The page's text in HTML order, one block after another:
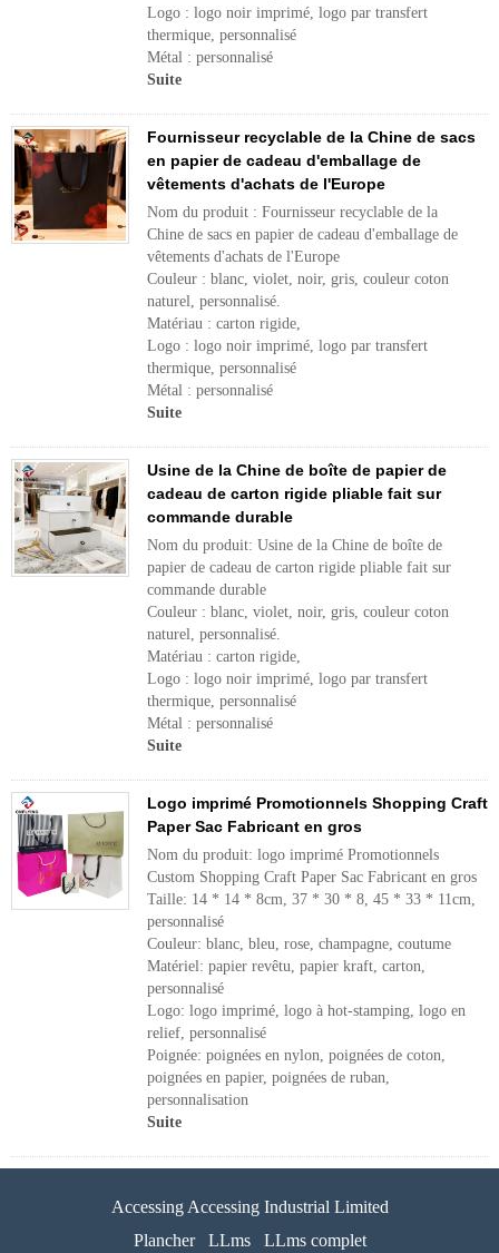
Logo : logo noir imprimé, logo par transfert
thermique, personnalisé
Métal : personnalisé
Suite
Fournisseur recyclable de la Chine de sacs
en papier de cadeau d'emballage de
vêtements d'achats de l'Europe
Nom du produit : Fournisseur recyclable de la
Chine de sacs en papier de cadeau d'emballage de
vêtements d'achats de l'Europe
Couleur : blanc, violet, noir, gris, couleur coton
naturel, personnalisé.
Matériau : carton rigide,
Logo : logo noir imprimé, logo par transfert
thermique, personnalisé
Métal : personnalisé
Suite
Usine de la Chine de boîte de papier de
cadeau de carton rigide pliable fait sur
commande durable
Nom du produit: Usine de la Chine de boîte de
papier de cadeau de carton rigide pliable fait sur
commande durable
Couleur : blanc, violet, noir, gris, couleur coton
naturel, personnalisé.
Matériau : carton rigide,
Logo : logo noir imprimé, logo par transfert
thermique, personnalisé
Métal : personnalisé
Suite
Logo imprimé Promotionnels Shopping Craft
Paper Sac Fabricant en gros
Nom du produit: logo imprimé Promotionnels
Custom Shopping Craft Paper Sac Fabricant en gros
Taille: 14 * 14 * 8cm, 37 * 30 * 8, 45 * 33 * 11cm,
personnalisé
Couleur: blanc, bleu, rose, champagne, coutume
Matériel: papier revêtu, papier kraft, carton,
personnalisé
Logo: logo imprimé, logo à hot-stamping, logo en
relief, personnalisé
Poignée: poignées en nylon, poignées de coton,
poignées en papier, poignées de ruban,
personnalisation
Suite
Accessing Accessing Industrial Limited
Plancher
LLms LLms complet